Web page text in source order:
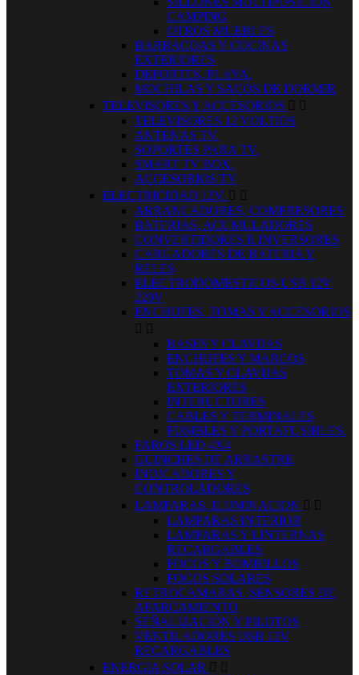
CAMPING
OTROS MUEBLES
BARBACOAS Y COCINAS
EXTERIORES
DEPORTES, PLAYA.
MOCHILAS Y SACOS DE DORMIR
TELEVISORES Y ACCESORIOS  
TELEVISORES 12 VOLTIOS
ANTENAS TV.
SOPORTES PARA TV.
SMART TV BOX.
ACCESORIOS TV
ELECTRICIDAD 12V.  
ARRANCADORES, COMPRESORES
BATERIAS, ACUMULADORES
CONVERTIDORES E INVERSORES
CARGADORES DE BATERIA Y
RELES
ELECTRODOMESTICOS USB 12V
220V
ENCHUFES, TOMAS Y ACCESORIOS
 
BASES Y CLAVIJAS
ENCHUFES Y MARCOS
TOMAS Y CLAVIJAS
EXTERIORES
INTERUCTORES
CABLES Y TERMINALES
FUSIBLES Y PORTAFUSIBLES.
FAROS LED 4X4
GUINCHES DE ARRASTRE
INDICADORES Y
CONTROLADORES
LAMPARAS, ILUMINACION  
LAMPARAS INTERIOR
LAMPARAS Y LINTERNAS
RECARGABLES
FOCOS Y BOMBILLOS
FOCOS SOLARES
RETROCAMARAS, SENSORES DE
APARCAMIENTO
SEÑALIZACIÓN Y PILOTOS
VENTILADORES USB 12V
RECARGABLES
ENERGIA SOLAR  